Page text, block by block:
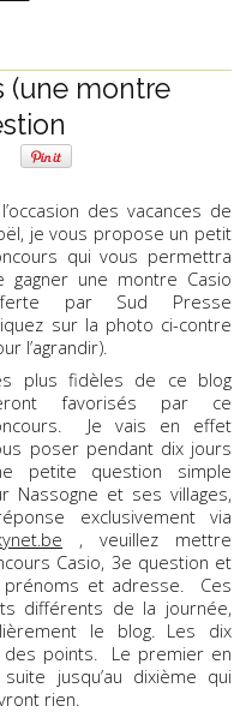
(une montre
des vacances de
je vous propose un petit
qui vous permettra
gagner une montre Casio
par Sud Presse
sur la photo ci-contre
l’agrandir).
plus fidèles de ce blog
favorisés par ce
Je vais en effet
poser pendant dix jours
petite question simple
Nassogne et ses villages,
exclusivement via
, veuillez mettre
Casio, 3e question et
et adresse. Ces
différents de la journée,
le blog. Les dix
points. Le premier en
jusqu’au dixième qui
rien.